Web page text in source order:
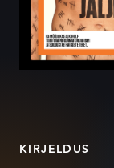
KIRJELDUS